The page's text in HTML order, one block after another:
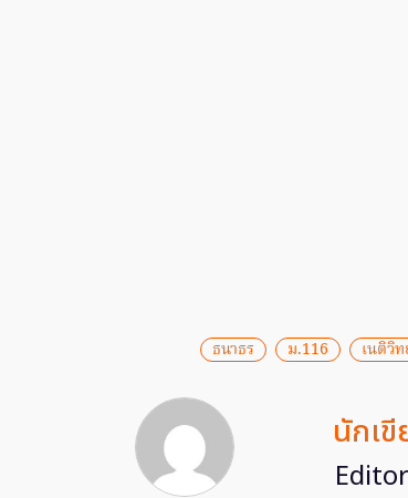
ธนาธร ม.116 เนติวิ
นักเ